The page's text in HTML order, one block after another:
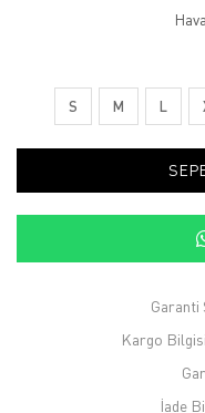
S M L
Garanti
Kargo
İade